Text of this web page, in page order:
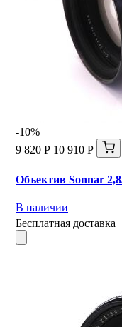
-10%
9 820 Р 10 910 Р
Объектив Sonnar
В наличии
Бесплатная доставка